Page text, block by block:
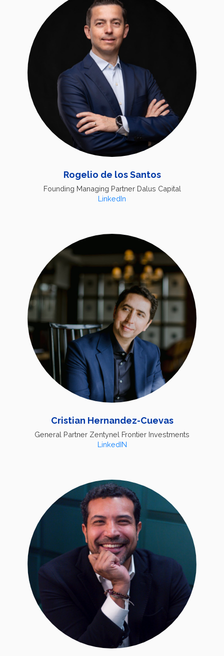
Rogelio de los Santos
Founding Managing Partner Dalus Capital
LinkedIn
Cristian Hernandez-Cuevas
General Partner Zentynel Frontier Investments
LinkedIN